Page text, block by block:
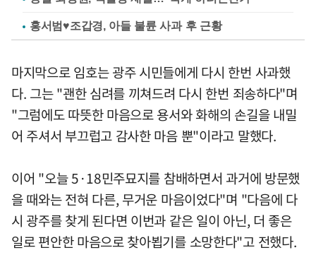
홍서범♥조갑경, 아들 불륜 사과 후 근황
마지막으로 임호는 광주 시민들에게 다시 한번 사과했
다. 그는 "괜한 심려를 끼쳐드려 다시 한번 죄송하다"며
"그럼에도 따뜻한 마음으로 용서와 화해의 손길을 내밀
어 주셔서 부끄럽고 감사한 마음 뿐"이라고 말했다.
이어 "오늘 5·18민주묘지를 참배하면서 과거에 방문했
을 때와는 전혀 다른, 무거운 마음이었다"며 "다음에 다
시 광주를 찾게 된다면 이번과 같은 일이 아닌, 더 좋은
일로 편안한 마음으로 찾아뵙기를 소망한다"고 전했다.